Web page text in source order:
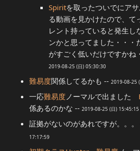
Spiritを取ったついでにア
る動画を見かけたので、て
レント持っていると発生し
ンかと思ってました・・・
がすごく低いだけですかね
2019-08-25 (日) 05:30:30
難易度関係してるかも -- 2019-08-25
一応難易度 ノーマルで出ました
係あるのかな -- 2019-08-25 (日) 15:45:15
証拠がないのがあれですが。。
17:17:59